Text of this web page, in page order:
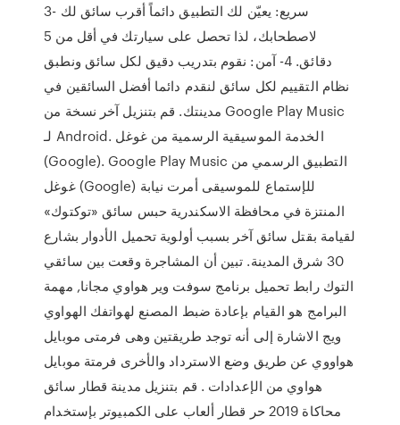
3- سريع: يعيّن لك التطبيق دائماً أقرب سائق لك
لاصطحابك، لذا تحصل على سيارتك في أقل من 5
دقائق. 4- آمن: نقوم بتدريب دقيق لكل سائق ونطبق
نظام التقييم لكل سائق لنقدم دائما أفضل السائقين في
مدينتك. قم بتنزيل آخر نسخة من Google Play Music
لـ Android. الخدمة الموسيقية الرسمية من غوغل
(Google). Google Play Music التطبيق الرسمي من
غوغل (Google) للإستماع للموسيقى أمرت نيابة
المنتزة في محافظة الاسكندرية حبس سائق «توكتوك»
لقيامة بقتل سائق آخر بسبب أولوية تحميل الأدوار بشارع
30 شرق المدينة. تبين أن المشاجرة وقعت بين سائقي
التوك رابط تحميل برنامج سوفت وير هواوي مجانا, مهمة
البرامج هو القيام بإعادة ضبط المصنع لهواتفك الهواوي
ويج الاشارة إلى أنه توجد طريقتين وهى فرمتى موبايل
هواووي عن طريق وضع الاسترداد والأخرى فرمتة موبايل
هواوي من الإعدادات . قم بتنزيل مدينة قطار سائق
محاكاة 2019 حر قطار ألعاب على الكمبيوتر بإستخدام